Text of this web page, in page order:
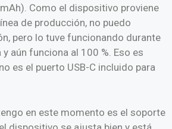
Como el dispositivo proviene
de producción, no puedo
pero lo tuve funcionando durante
aún funciona al 100 %. Eso es
es el puerto USB-C incluido para
en este momento es el soporte